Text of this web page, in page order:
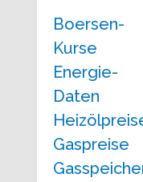
Boersen-
Kurse
Energie-
Daten
Gaspreise